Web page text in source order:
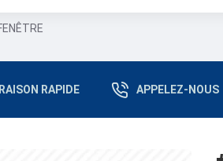
RAPIDE APPELEZ-NOUS